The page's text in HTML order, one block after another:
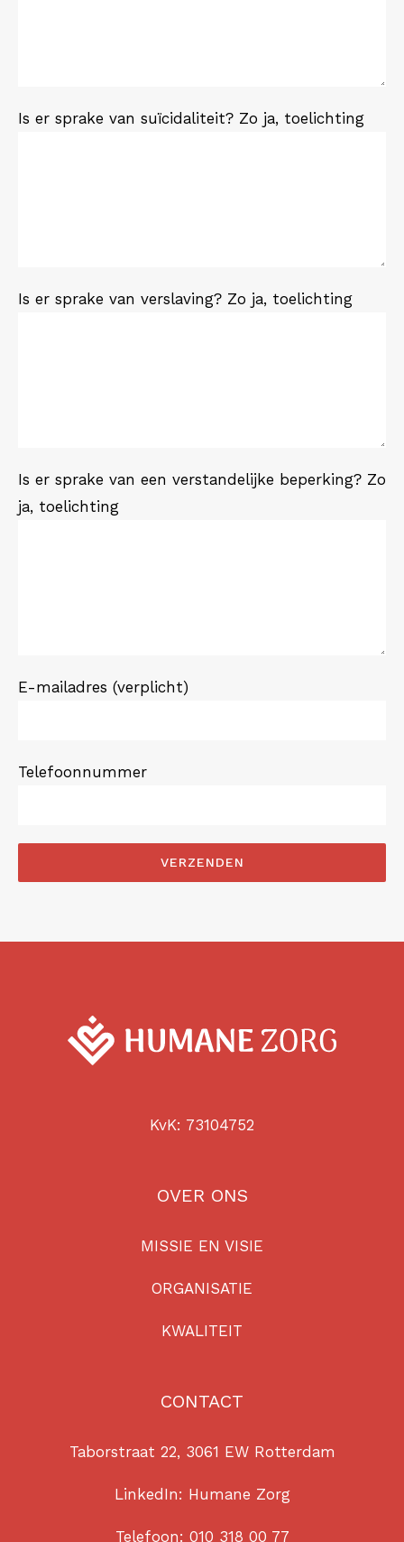
Is er sprake van suïcidaliteit? Zo ja, toelichting
Is er sprake van verslaving? Zo ja, toelichting
Is er sprake van een verstandelijke beperking? Zo
ja, toelichting
E-mailadres (verplicht)
Telefoonnummer
KvK: 73104752
OVER ONS
MISSIE EN VISIE
ORGANISATIE
KWALITEIT
CONTACT
Taborstraat 22, 3061 EW Rotterdam
LinkedIn: Humane Zorg
Telefoon: 010 318 00 77